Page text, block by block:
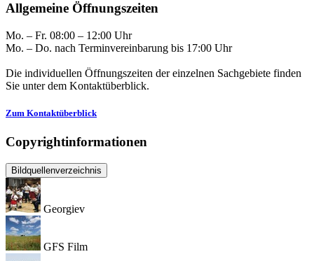
Allgemeine Öffnungszeiten
Mo. – Fr. 08:00 – 12:00 Uhr
Mo. – Do. nach Terminvereinbarung bis 17:00 Uhr
Die individuellen Öffnungszeiten der einzelnen Sachgebiete finden
Sie unter dem Kontaktüberblick.
Zum Kontaktüberblick
Copyrightinformationen
Bildquellenverzeichnis
Georgiev
GFS Film